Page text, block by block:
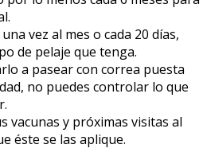
vez al mes o cada 20 días,
de pelaje que tenga.
a pasear con correa puesta
no puedes controlar lo que
vacunas y próximas visitas al
éste se las aplique.